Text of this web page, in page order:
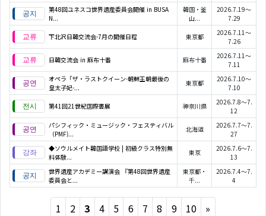
第48回ユネスコ世界遺産委員会開催 in BUSA
N...
韓国・釜
山...
2026.7.19～
7.29
下北沢日韓交流会-7月の開催日程 東京都
2026.7.11～
7.26
日韓交流会 in 麻布十番 麻布十番
2026.7.11～
7.11
オペラ「ザ・ラストクイーン-朝鮮王朝最後の
皇太子妃-...
東京都
2026.7.10～
7.10
第41回21世紀国際書展 神奈川県
2026.7.8～7.
12
パシフィック・ミュージック・フェスティバル
（PMF)...
北海道
2026.7.7～7.
27
◆ソウルメイト韓国語学校 | 初級クラス特別無
料体験...
東京
2026.7.6～7.
13
世界遺産アカデミー講演会 『第48回世界遺産
委員会と...
東京都・
千...
2026.7.4～7.
4
1 2 3 4 5 6 7 8 9 10 »